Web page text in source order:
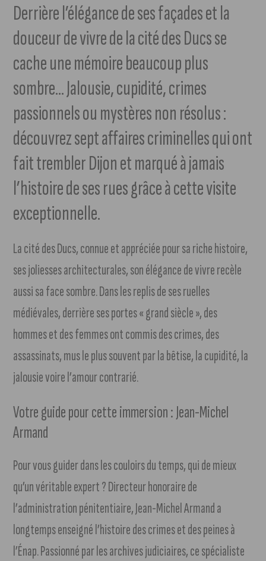
Derrière l’élégance de ses façades et la
douceur de vivre de la cité des Ducs se
cache une mémoire beaucoup plus
sombre… Jalousie, cupidité, crimes
passionnels ou mystères non résolus :
découvrez sept affaires criminelles qui ont
fait trembler Dijon et marqué à jamais
l’histoire de ses rues grâce à cette visite
exceptionnelle.
La cité des Ducs, connue et appréciée pour sa riche histoire,
ses joliesses architecturales, son élégance de vivre recèle
aussi sa face sombre. Dans les replis de ses ruelles
médiévales, derrière ses portes « grand siècle », des
hommes et des femmes ont commis des crimes, des
assassinats, mus le plus souvent par la bêtise, la cupidité, la
jalousie voire l’amour contrarié.
Votre guide pour cette immersion : Jean-Michel
Armand
Pour vous guider dans les couloirs du temps, qui de mieux
qu’un véritable expert ? Directeur honoraire de
l’administration pénitentiaire, Jean-Michel Armand a
longtemps enseigné l’histoire des crimes et des peines à
l’Énap. Passionné par les archives judiciaires, ce spécialiste